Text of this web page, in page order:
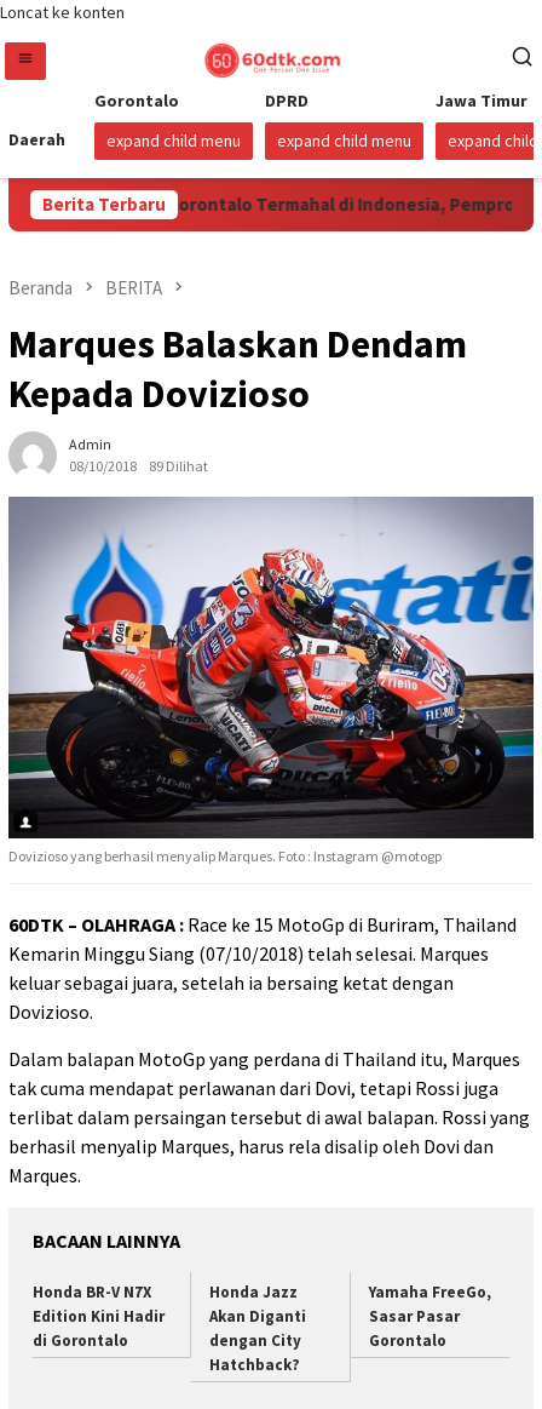
Loncat ke konten
Daerah
Gorontalo
expand child menu
DPRD
expand child menu
Jawa Timur
expand child
Berita Terbaru
Harga Beras Gorontalo Termahal di Indonesia, Pemprov Tidak
Beranda BERITA
Marques Balaskan Dendam
Kepada Dovizioso
Admin
08/10/2018
89 Dilihat
Dovizioso yang berhasil menyalip Marques. Foto : Instagram @motogp
60DTK – OLAHRAGA : Race ke 15 MotoGp di Buriram, Thailand
Kemarin Minggu Siang (07/10/2018) telah selesai. Marques
keluar sebagai juara, setelah ia bersaing ketat dengan
Dovizioso.
Dalam balapan MotoGp yang perdana di Thailand itu, Marques
tak cuma mendapat perlawanan dari Dovi, tetapi Rossi juga
terlibat dalam persaingan tersebut di awal balapan. Rossi yang
berhasil menyalip Marques, harus rela disalip oleh Dovi dan
Marques.
BACAAN LAINNYA
Honda BR-V N7X
Edition Kini Hadir
di Gorontalo
Honda Jazz
Akan Diganti
dengan City
Hatchback?
Yamaha FreeGo,
Sasar Pasar
Gorontalo